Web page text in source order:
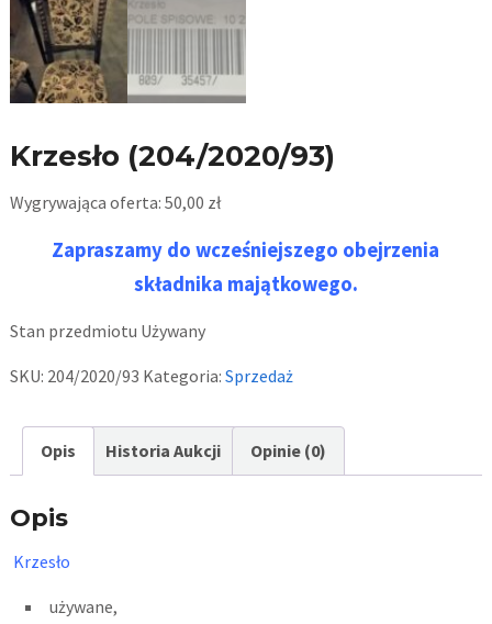
Krzesło (204/2020/93)
Wygrywająca oferta: 50,00 zł
Zapraszamy do wcześniejszego obejrzenia
składnika majątkowego.
Stan przedmiotu Używany
SKU: 204/2020/93 Kategoria: Sprzedaż
Opis Historia Aukcji Opinie (0)
Opis
Krzesło
używane,